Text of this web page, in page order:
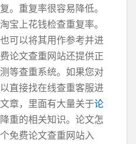
。重复率很容易降低。
宝上花钱检查重复率。
可以将其用作参考并进
论文查重网站还提供正
等查重系统。如果您对
直接找在线查重客服进
章，里面有大量关于论
重的相关知识。论文怎
免费论文查重网站入